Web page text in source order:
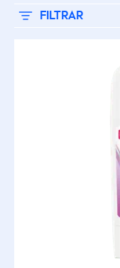
FILTRAR